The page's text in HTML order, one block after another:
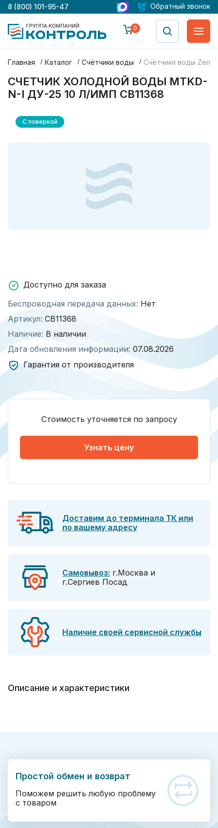
8 (800) 101-95-47 Обратный звонок
0
Главная Каталог Счётчики воды Счётчики воды
СЧЕТЧИК ХОЛОДНОЙ ВОДЫ MTKD-
N-I ДУ-25 10 Л/ИМП СВ11368
С поверкой
Доступно для заказа
Беспроводная передача данных: Нет
Артикул: СВ11368
Наличие: В наличии
Дата обновления информации: 07.08.2026
Гарантия от производителя
Стоимость уточняется по запросу
Узнать цену
Доставим до терминала ТК или
по вашему адресу
Самовывоз: г.Москва и
г.Сергиев Посад
Наличие своей сервисной службы
Описание и характеристики
Простой обмен и возврат
Поможем решить любую проблему
с товаром